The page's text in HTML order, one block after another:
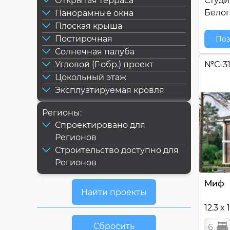
Панорамные окна
Плоская крыша
Постирочная
Солнечная палуба
Угловой (Г-обр.) проект
Цокольный этаж
Эксплуатируемая кровля
Регионы:
Спроектировано для
Регионов
Строительство доступно для
Регионов
Сбросить
№С-
Миф
12.3 x
6